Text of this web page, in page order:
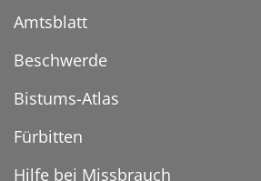
Amtsblatt
Beschwerde
Bistums-Atlas
Fürbitten
Hilfe bei Missbrauch